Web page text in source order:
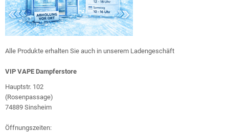
Alle Produkte erhalten Sie auch in unserem Ladengeschäft
VIP VAPE Dampferstore
Hauptstr. 102
(Rosenpassage)
74889 Sinsheim
Öffnungszeiten: